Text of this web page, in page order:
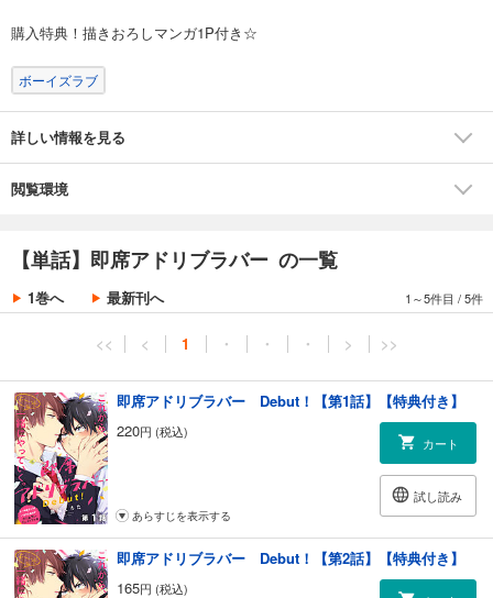
購入特典！描きおろしマンガ1P付き☆
ボーイズラブ
詳しい情報を見る
閲覧環境
【単話】即席アドリブラバー の一覧
1巻へ 最新刊へ 1～5件目 /5件
<< < 1 ・ ・ ・ > >>
即席アドリブラバー Debut！【第1話】【特典付き】
220円 (税込)
カート
試し読み
あらすじを表示する
即席アドリブラバー Debut！【第2話】【特典付き】
165円 (税込)